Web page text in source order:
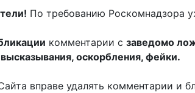
По требованию Роскомнадзора
комментарии с заведомо
оскорбления, фейки.
вправе удалять комментарии и